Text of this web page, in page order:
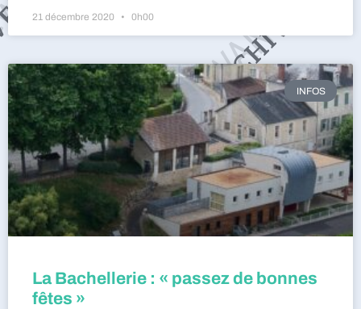
21 décembre 2020 0h00
INFOS
La Bachellerie : « passez de bonnes
fêtes »